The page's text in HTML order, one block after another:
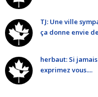
TJ: Une ville
ça donne envie
herbaut: Si
exprimez vous....